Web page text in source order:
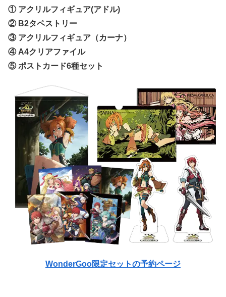
① アクリルフィギュア(アドル)
② B2タペストリー
③ アクリルフィギュア（カーナ）
④ A4クリアファイル
⑤ポストカード6種セット
WonderGoo限定セットの予約ページ